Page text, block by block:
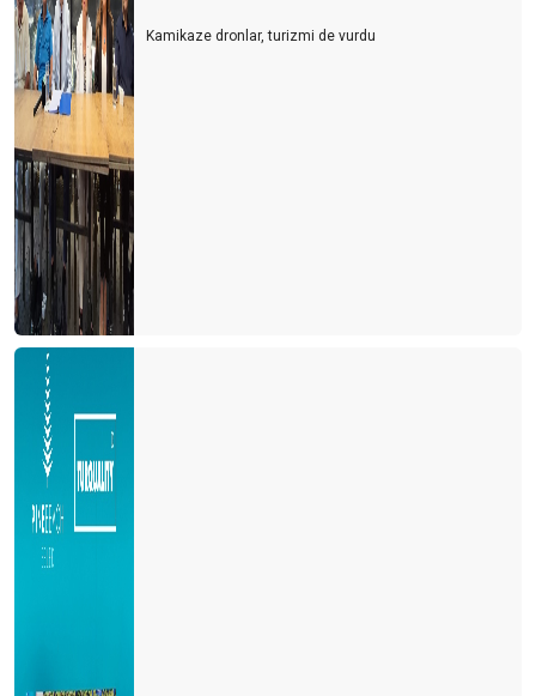
Kamikaze dronlar, turizmi de vurdu